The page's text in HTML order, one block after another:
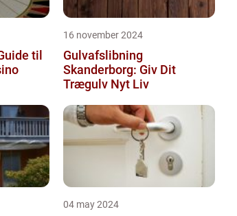
til
16 november 2024
Gulvafslibning
Skanderborg: Giv Dit
Trægulv Nyt Liv
04 may 2024